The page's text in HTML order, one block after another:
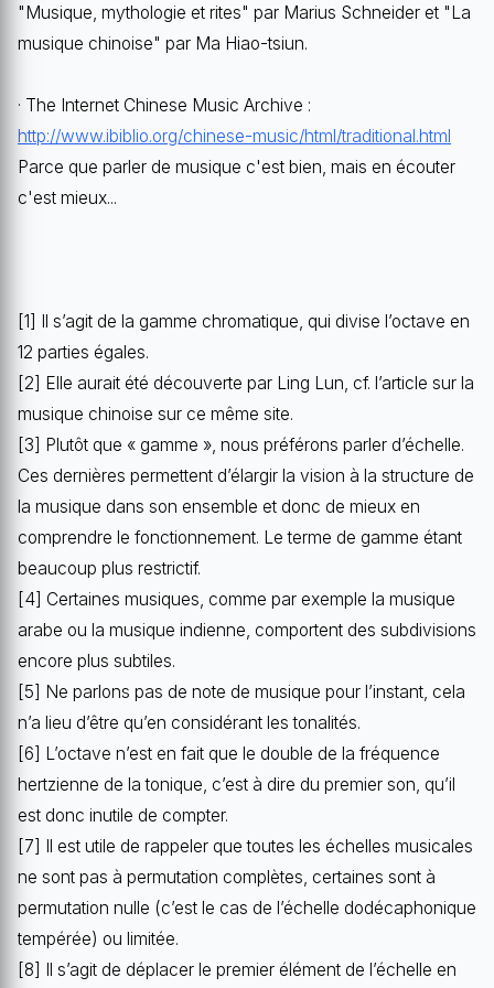
"Musique, mythologie et rites" par Marius Schneider et "La
musique chinoise" par Ma Hiao-tsiun.
· The Internet Chinese Music Archive :
http://www.ibiblio.org/chinese-music/html/traditional.html
Parce que parler de musique c'est bien, mais en écouter
c'est mieux...
[1] Il s’agit de la gamme chromatique, qui divise l’octave en
12 parties égales.
[2] Elle aurait été découverte par Ling Lun, cf. l’article sur la
musique chinoise sur ce même site.
[3] Plutôt que « gamme », nous préférons parler d’échelle.
Ces dernières permettent d’élargir la vision à la structure de
la musique dans son ensemble et donc de mieux en
comprendre le fonctionnement. Le terme de gamme étant
beaucoup plus restrictif.
[4] Certaines musiques, comme par exemple la musique
arabe ou la musique indienne, comportent des subdivisions
encore plus subtiles.
[5] Ne parlons pas de note de musique pour l’instant, cela
n’a lieu d’être qu’en considérant les tonalités.
[6] L’octave n’est en fait que le double de la fréquence
hertzienne de la tonique, c’est à dire du premier son, qu’il
est donc inutile de compter.
[7] Il est utile de rappeler que toutes les échelles musicales
ne sont pas à permutation complètes, certaines sont à
permutation nulle (c’est le cas de l’échelle dodécaphonique
tempérée) ou limitée.
[8] Il s’agit de déplacer le premier élément de l’échelle en